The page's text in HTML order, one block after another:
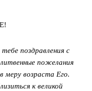
поздравления с
пожелания
меру возраста Его.
к великой